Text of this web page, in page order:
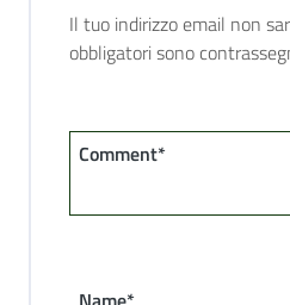
Il tuo indirizzo email non
obbligatori sono
Comment*